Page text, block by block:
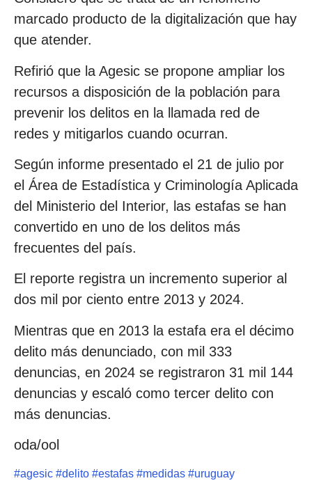
marcado producto de la digitalización que hay
que atender.
Refirió que la Agesic se propone ampliar los
recursos a disposición de la población para
prevenir los delitos en la llamada red de
redes y mitigarlos cuando ocurran.
Según informe presentado el 21 de julio por
el Área de Estadística y Criminología Aplicada
del Ministerio del Interior, las estafas se han
convertido en uno de los delitos más
frecuentes del país.
El reporte registra un incremento superior al
dos mil por ciento entre 2013 y 2024.
Mientras que en 2013 la estafa era el décimo
delito más denunciado, con mil 333
denuncias, en 2024 se registraron 31 mil 144
denuncias y escaló como tercer delito con
más denuncias.
oda/ool
#agesic #delito #estafas #medidas #uruguay